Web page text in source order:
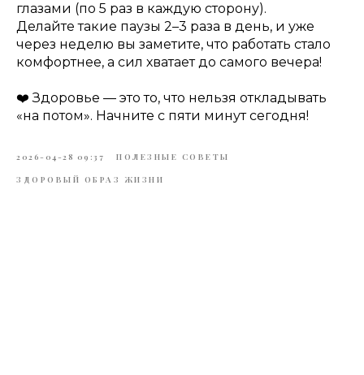
глазами (по 5 раз в каждую сторону).
Делайте такие паузы 2–3 раза в день, и уже
через неделю вы заметите, что работать стало
комфортнее, а сил хватает до самого вечера!
❤️ Здоровье — это то, что нельзя откладывать
«на потом». Начните с пяти минут сегодня!
2026-04-28 09:37
ПОЛЕЗНЫЕ СОВЕТЫ
ЗДОРОВЫЙ ОБРАЗ ЖИЗНИ